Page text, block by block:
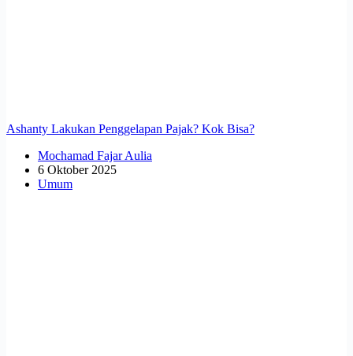
Ashanty Lakukan Penggelapan Pajak? Kok Bisa?
Mochamad Fajar Aulia
6 Oktober 2025
Umum